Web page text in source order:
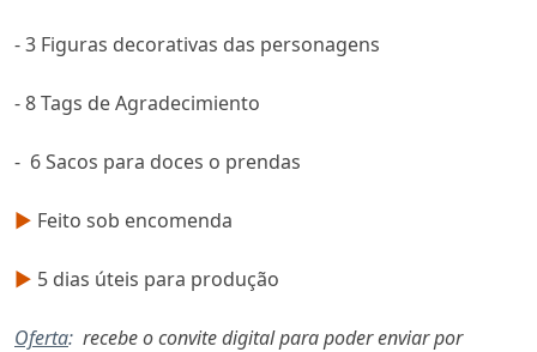
- 3 Figuras decorativas das personagens
- 8 Tags de Agradecimiento
- 6 Sacos para doces o prendas
► Feito sob encomenda
► 5 dias úteis para produção
Oferta: recebe o convite digital para poder enviar por